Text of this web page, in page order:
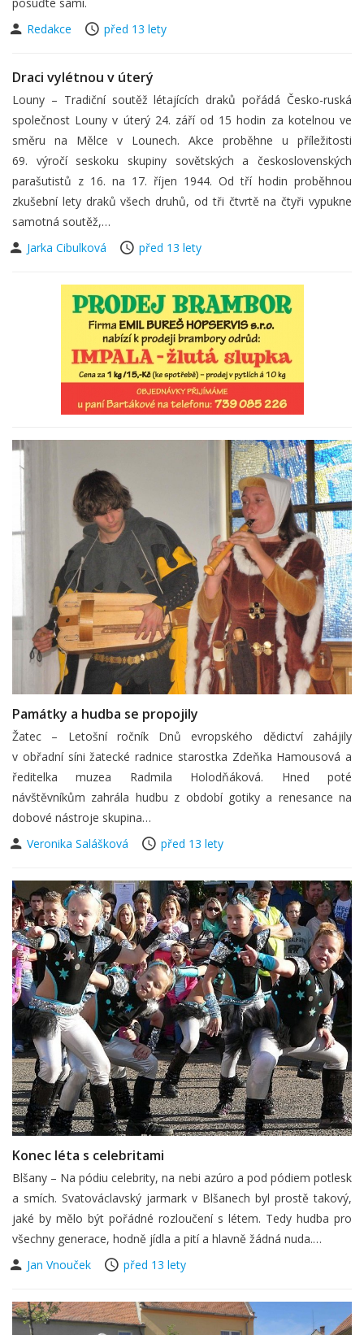
Redakce
před 13 lety
Draci vylétnou v úterý
Louny – Tradiční soutěž létajících draků pořádá Česko-ruská
společnost Louny v úterý 24. září od 15 hodin za kotelnou ve
směru na Mělce v Lounech. Akce proběhne u příležitosti
69. výročí seskoku skupiny sovětských a československých
parašutistů z 16. na 17. říjen 1944. Od tří hodin proběhnou
zkušební lety draků všech druhů, od tři čtvrtě na čtyři vypukne
samotná soutěž,…
Jarka Cibulková
před 13 lety
Památky a hudba se propojily
Žatec – Letošní ročník Dnů evropského dědictví zahájily
v obřadní síni žatecké radnice starostka Zdeňka Hamousová a
ředitelka muzea Radmila Holodňáková. Hned poté
návštěvníkům zahrála hudbu z období gotiky a renesance na
dobové nástroje skupina…
Veronika Salášková
před 13 lety
Konec léta s celebritami
Blšany – Na pódiu celebrity, na nebi azúro a pod pódiem potlesk
a smích. Svatováclavský jarmark v Blšanech byl prostě takový,
jaké by mělo být pořádné rozloučení s létem. Tedy hudba pro
všechny generace, hodně jídla a pití a hlavně žádná nuda.…
Jan Vnouček
před 13 lety